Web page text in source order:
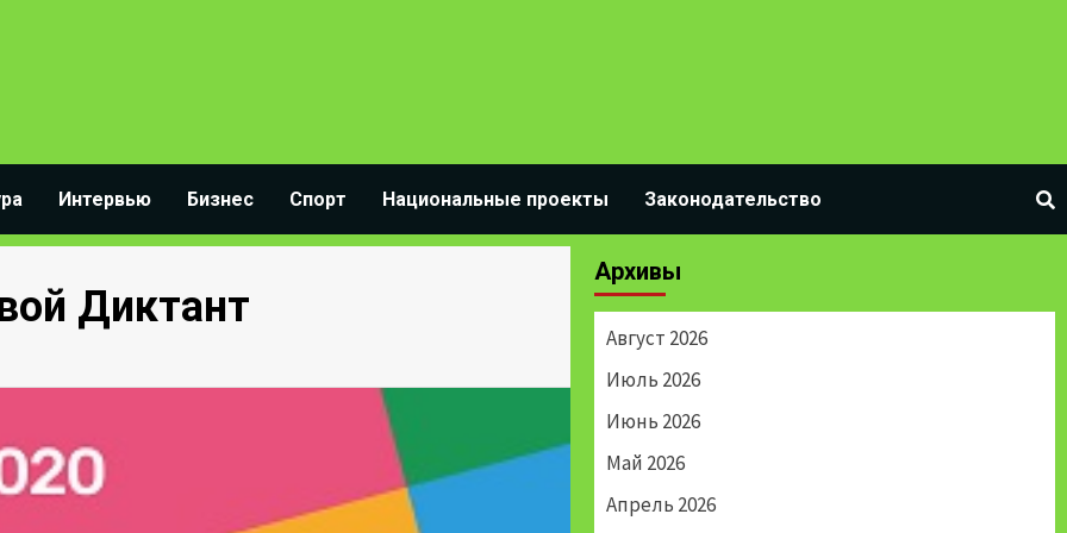
Интервью Бизнес Спорт Национальные проекты Законодательство
Диктант
Архивы
Август 2026
Июль 2026
Июнь 2026
Май 2026
Апрель 2026